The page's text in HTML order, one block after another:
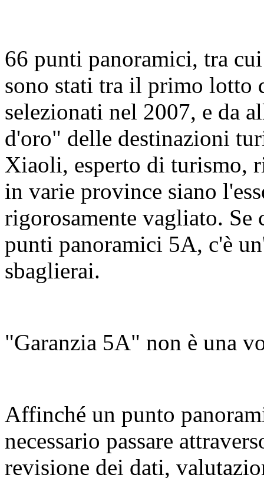
66 punti panoramici, tra
sono stati tra il primo lotto
selezionati nel 2007, e da
d'oro" delle destinazioni
Xiaoli, esperto di turismo,
in varie province siano
rigorosamente vagliato.
punti panoramici 5A, c'è
sbaglierai.
"Garanzia 5A" non è una
Affinché un punto
necessario passare
revisione dei dati,